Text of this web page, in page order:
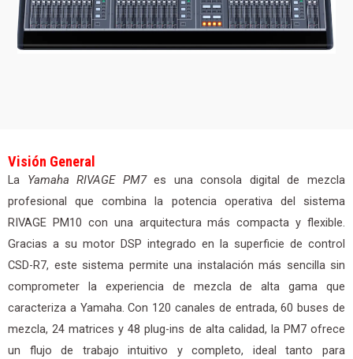
Visión General
La Yamaha RIVAGE PM7es una consola digital de mezcla
profesional que combina la potencia operativa del sistema
RIVAGE PM10 con una arquitectura más compacta y flexible.
Gracias a su motor DSP integrado en la superficie de control
CSD-R7, este sistema permite una instalación más sencilla sin
comprometer la experiencia de mezcla de alta gama que
caracteriza a Yamaha. Con 120 canales de entrada, 60 buses de
mezcla, 24 matrices y 48 plug-ins de alta calidad, la PM7 ofrece
un flujo de trabajo intuitivo y completo, ideal tanto para